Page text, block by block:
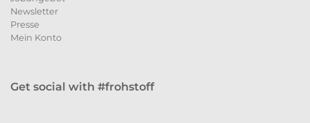
Newsletter
Presse
Mein Konto
Get social with #frohstoff